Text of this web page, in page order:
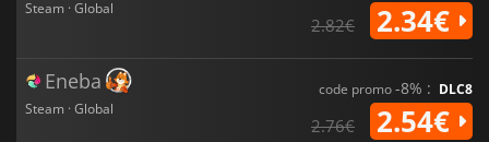
Steam · Global
2.82€ 2.34€
Eneba
Steam · Global
code promo-8% : DLC8
2.76€ 2.54€